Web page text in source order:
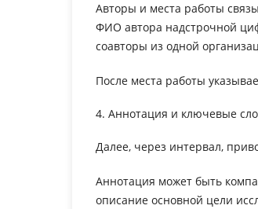
Авторы и места работы
ФИО автора надстрочной
соавторы из одной
После места работы
4. Аннотация и ключевые
Далее, через интервал,
Аннотация может быть
описание основной цели